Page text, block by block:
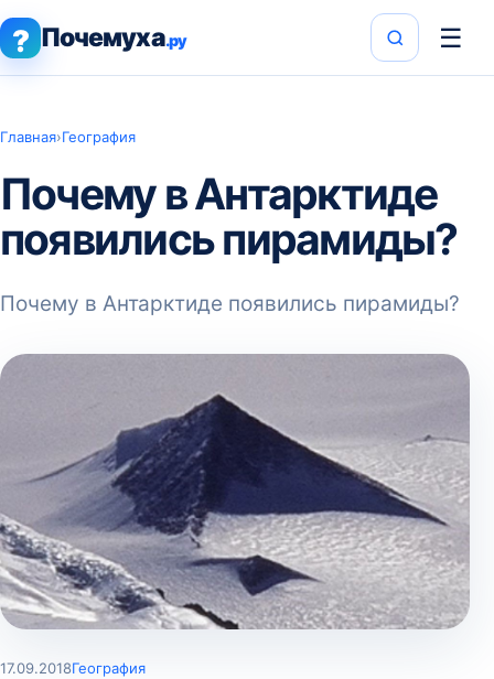
? Почемуха.ру ☰
Главная›География
Почему в Антарктиде
появились пирамиды?
Почему в Антарктиде появились пирамиды?
17.09.2018География